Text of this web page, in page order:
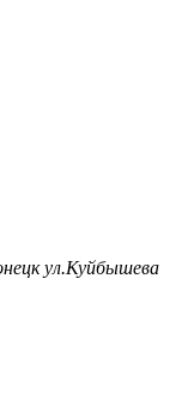
ул.Куйбышева